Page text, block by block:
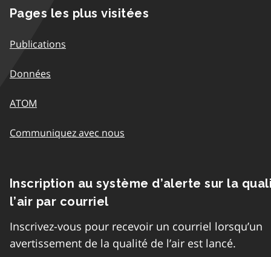
Pages les plus visitées
Publications
Données
ATOM
Communiquez avec nous
Inscription au système d’alerte sur la
l’air par courriel
Inscrivez-vous pour recevoir un courriel lorsqu’un
avertissement de la qualité de l’air est lancé.